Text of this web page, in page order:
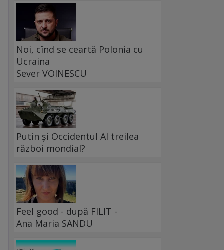
Noi, cînd se ceartă Polonia cu
Ucraina
Sever VOINESCU
Putin și Occidentul Al treilea
război mondial?
Feel good - după FILIT -
Ana Maria SANDU